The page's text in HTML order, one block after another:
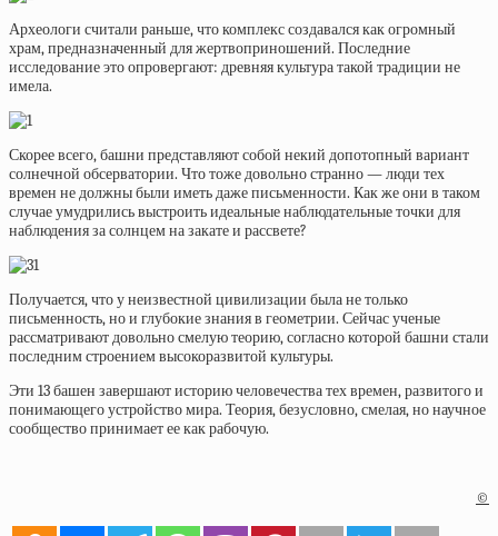
Археологи считали раньше, что комплекс создавался как огромный
храм, предназначенный для жертвоприношений. Последние
исследование это опровергают: древняя культура такой традиции не
имела.
Скорее всего, башни представляют собой некий допотопный вариант
солнечной обсерватории. Что тоже довольно странно — люди тех
времен не должны были иметь даже письменности. Как же они в таком
случае умудрились выстроить идеальные наблюдательные точки для
наблюдения за солнцем на закате и рассвете?
Получается, что у неизвестной цивилизации была не только
письменность, но и глубокие знания в геометрии. Сейчас ученые
рассматривают довольно смелую теорию, согласно которой башни стали
последним строением высокоразвитой культуры.
Эти 13 башен завершают историю человечества тех времен, развитого и
понимающего устройство мира. Теория, безусловно, смелая, но научное
сообщество принимает ее как рабочую.
©